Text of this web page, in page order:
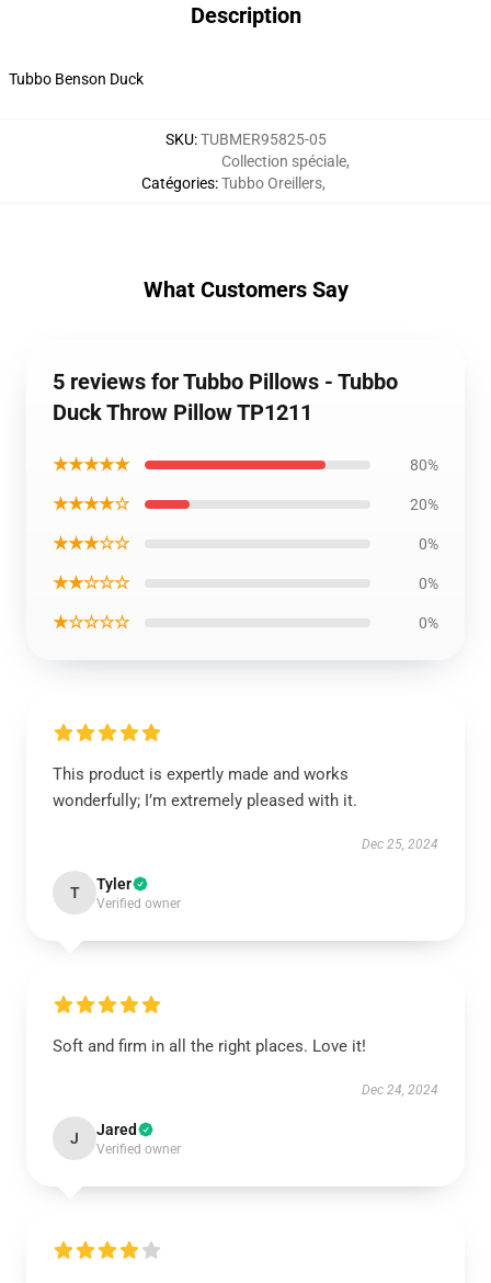
Description
Tubbo Benson Duck
SKU:TUBMER95825-05
Catégories:
Collection spéciale,
Tubbo Oreillers,
What Customers Say
5 reviews for Tubbo Pillows - Tubbo
Duck Throw Pillow TP1211
★★★★★ 80%
★★★★☆ 20%
★★★☆☆ 0%
★★☆☆☆ 0%
★☆☆☆☆ 0%
This product is expertly made and works
wonderfully; I’m extremely pleased with it.
Dec 25, 2024
T Tyler
Verified owner
Soft and firm in all the right places. Love it!
Dec 24, 2024
J Jared
Verified owner